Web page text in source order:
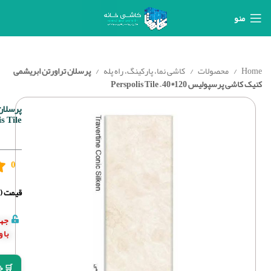
منو
Home محصولات کاشی نما، پارکینگ، راه پله پرسلان تراورتن ابریشمی
کنیک کاشی پرسپولیس 120*40 – Perspolis Tile
Tile
0
قیمت